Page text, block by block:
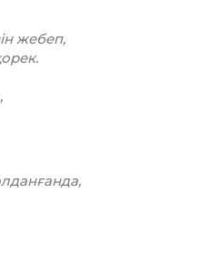
жебеп,